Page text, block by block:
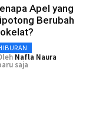
Apel yang
Berubah
Nafla Naura
saja